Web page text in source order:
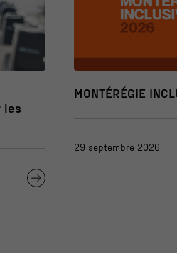
les
MONTÉRÉGIE
29 septembre 2026